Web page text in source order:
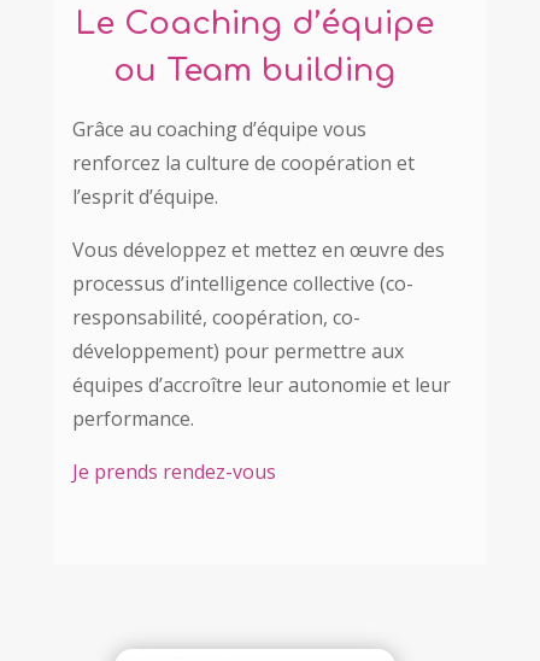
Le Coaching d’équipe
ou Team building
Grâce au coaching d’équipe vous
renforcez la culture de coopération et
l’esprit d’équipe.
Vous développez et mettez en œuvre des
processus d’intelligence collective (co-
responsabilité, coopération, co-
développement) pour permettre aux
équipes d’accroître leur autonomie et leur
performance.
Je prends rendez-vous